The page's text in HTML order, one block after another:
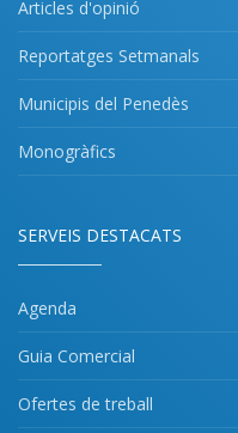
Articles d'opinió
Reportatges Setmanals
Municipis del Penedès
Monogràfics
SERVEIS DESTACATS
Agenda
Guia Comercial
Ofertes de treball